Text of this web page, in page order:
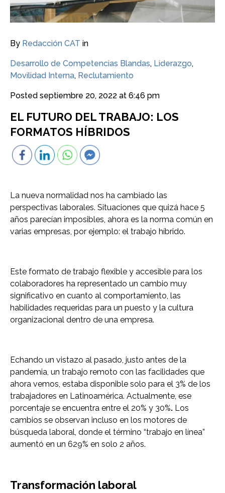
By Redacción CAT in
Desarrollo de Competencias Blandas, Liderazgo,
Movilidad Interna, Reclutamiento
Posted septiembre 20, 2022 at 6:46 pm
EL FUTURO DEL TRABAJO: LOS
FORMATOS HÍBRIDOS
La nueva normalidad nos ha cambiado las
perspectivas laborales. Situaciones que quizá hace 5
años parecían imposibles, ahora es la norma común en
varias empresas, por ejemplo: el trabajo híbrido.
Este formato de trabajo flexible y accesible para los
colaboradores ha representado un cambio muy
significativo en cuanto al comportamiento, las
habilidades requeridas para un puesto y la cultura
organizacional dentro de una empresa.
Echando un vistazo al pasado, justo antes de la
pandemia, un trabajo remoto con las facilidades que
ahora vemos, estaba disponible solo para el 3% de los
trabajadores en Latinoamérica. Actualmente, ese
porcentaje se encuentra entre el 20% y 30%. Los
cambios se observan incluso en los motores de
búsqueda laboral, donde el término “trabajo en línea”
aumentó en un 629% en solo 2 años.
Transformación laboral